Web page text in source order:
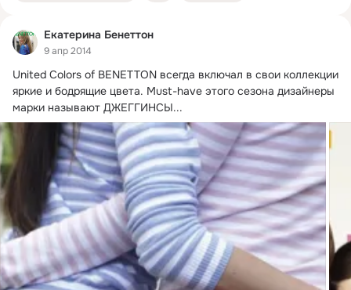
Екатерина Бенеттон
9 апр 2014
United Colors of BENETTON всегда включал в свои коллекции
яркие и бодрящие цвета. Must-have этого сезона дизайнеры
марки называют ДЖЕГГИНСЫ...